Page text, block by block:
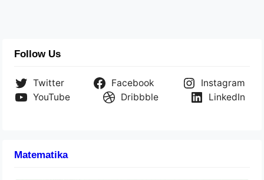
Follow Us
Twitter Facebook
Instagram
YouTube
Dribbble LinkedIn
Matematika